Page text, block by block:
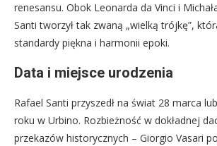
renesansu. Obok Leonarda da Vinci i
Santi tworzył tak zwaną „wielką trójkę”,
standardy piękna i harmonii epoki.
Data i miejsce urodzenia
Rafael Santi przyszedł na świat 28 marca
roku w Urbino. Rozbieżność w dokładnej
przekazów historycznych – Giorgio Vasari